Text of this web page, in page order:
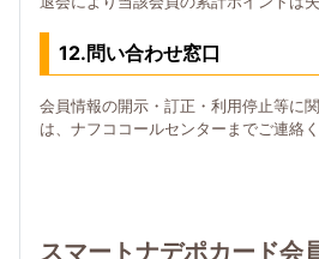
12.問い合わせ窓口
会員情報の開示・訂正・利用停止等に
は、ナフココールセンターまでご連絡く
スマートナデポカード会